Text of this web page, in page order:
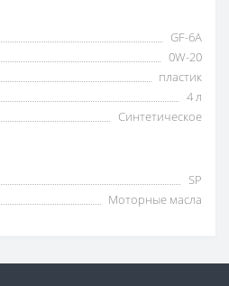
GF-6A
0W-20
пластик
4 л
Синтетическое
SP
Моторные масла